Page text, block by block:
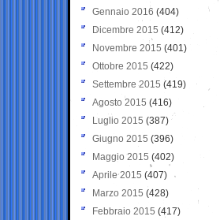
Gennaio 2016 (404)
Dicembre 2015 (412)
Novembre 2015 (401)
Ottobre 2015 (422)
Settembre 2015 (419)
Agosto 2015 (416)
Luglio 2015 (387)
Giugno 2015 (396)
Maggio 2015 (402)
Aprile 2015 (407)
Marzo 2015 (428)
Febbraio 2015 (417)